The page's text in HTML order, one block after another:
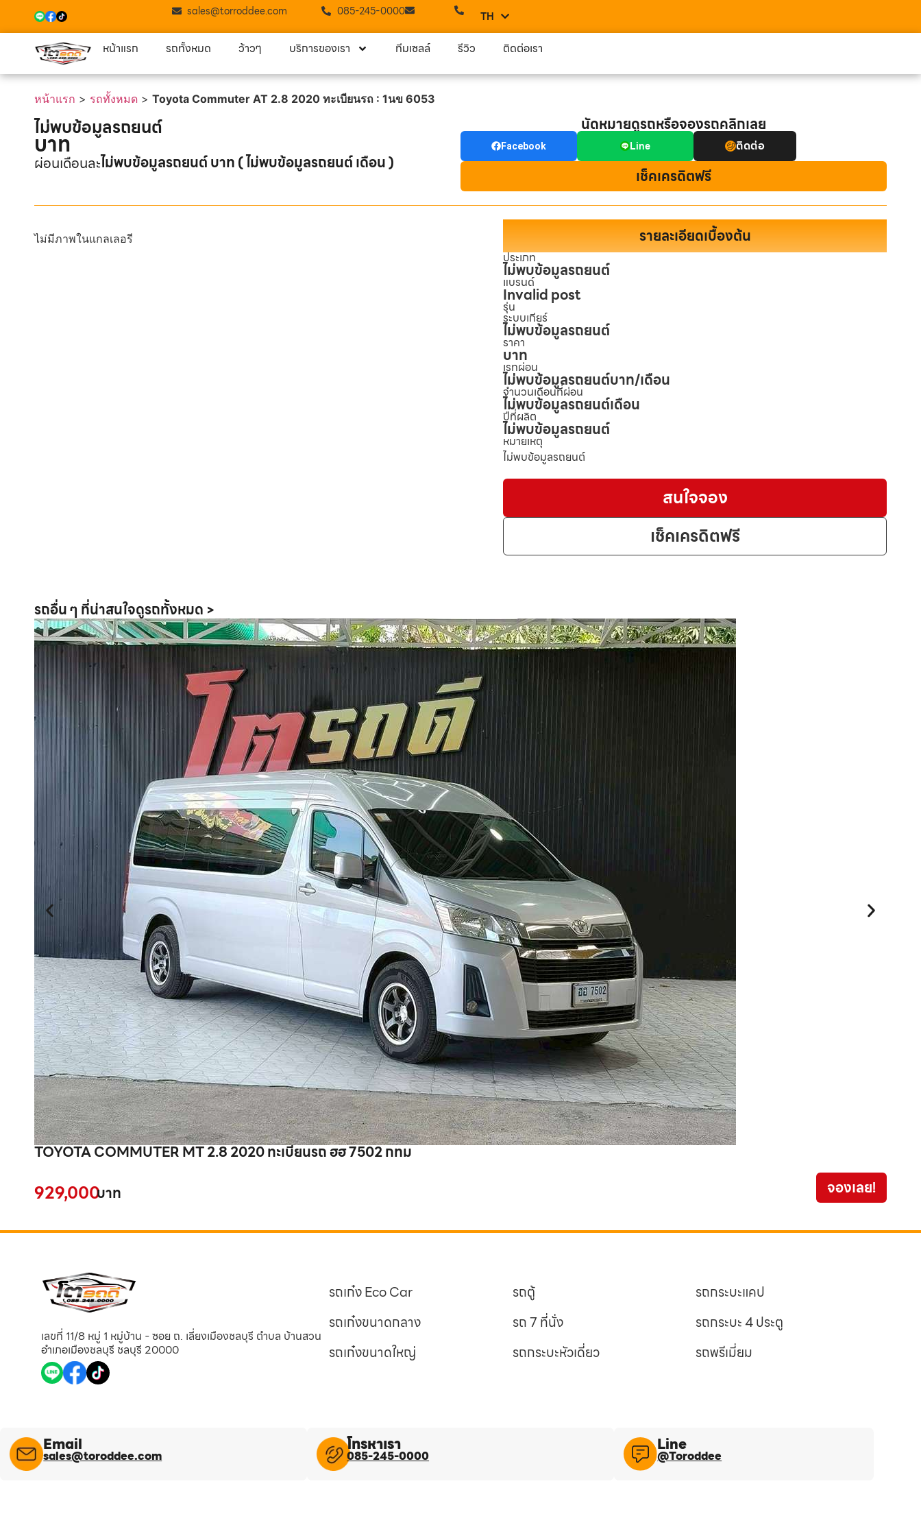
sales@torroddee.com 085-245-0000 TH
EN
หน้าแรก รถทั้งหมด ว้าวๆ บริการของเรา ทีมเซลล์ รีวิว ติดต่อเรา
หน้าแรก > รถทั้งหมด > Toyota Commuter AT 2.8 2020 ทะเบียนรถ : 1นข 6053
ไม่พบข้อมูลรถยนต์
บาท
ผ่อนเดือนละไม่พบข้อมูลรถยนต์ บาท ( ไม่พบข้อมูลรถยนต์ เดือน )
นัดหมายดูรถหรือจองรถคลิกเลย
Facebook Line ติดต่อ
เช็คเครดิตฟรี
ไม่มีภาพในแกลเลอรี รายละเอียดเบื้องต้น
ประเภท
ไม่พบข้อมูลรถยนต์
แบรนด์
Invalid post
รุ่น
ระบบเกียร์
ไม่พบข้อมูลรถยนต์
ราคา
บาท
เรทผ่อน
ไม่พบข้อมูลรถยนต์บาท/เดือน
จำนวนเดือนที่ผ่อน
ไม่พบข้อมูลรถยนต์เดือน
ปีที่ผลิต
ไม่พบข้อมูลรถยนต์
หมายเหตุ
ไม่พบข้อมูลรถยนต์
สนใจจอง
เช็คเครดิตฟรี
รถอื่น ๆ ที่น่าสนใจดูรถทั้งหมด >
TOYOTA COMMUTER MT 2.8 2020 ทะเบียนรถ ฮฮ 7502 กทม
929,000บาท จองเลย!
เลขที่ 11/8 หมู่ 1 หมู่บ้าน - ซอย ถ. เลี่ยงเมืองชลบุรี ตำบล บ้านสวน
อำเภอเมืองชลบุรี ชลบุรี 20000
รถเก๋ง Eco Car
รถเก๋งขนาดกลาง
รถเก๋งขนาดใหญ่
รถตู้
รถ 7 ที่นั่ง
รถกระบะหัวเดี่ยว
รถกระบะแคป
รถกระบะ 4 ประตู
รถพรีเมี่ยม
Email
sales@toroddee.com
โทรหาเรา
085-245-0000
Line​
@Toroddee​